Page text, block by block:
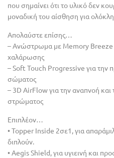
που σημαίνει ότι το υλικό δεν
μοναδική του αίσθηση για
Απολαύστε επίσης…
– Ανώστρωμα με Memory Breeze
χαλάρωσης
– Soft Touch Progressive για την
σώματος
– 3D AirFlow για την αναπνοή και
στρώματος
Επιπλέον…
• Topper Inside 2σε1, για
διπλούν.
• Aegis Shield, για υγιεινή και